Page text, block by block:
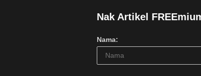
Nak Artikel
Nama: